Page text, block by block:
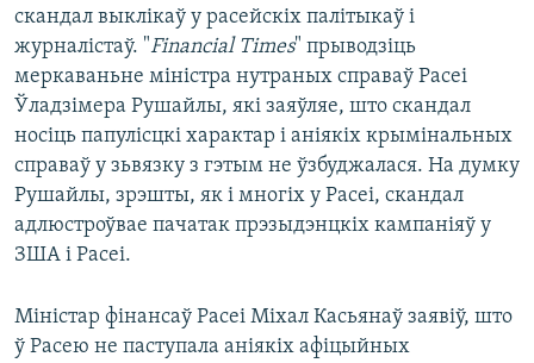
скандал выклікаў у расейскіх палітыкаў і
журналістаў. "Financial Times" прыводзіць
меркаваньне міністра нутраных справаў Расеі
Ўладзімера Рушайлы, які заяўляе, што скандал
носіць папулісцкі характар і аніякіх крымінальных
справаў у зьвязку з гэтым не ўзбуджалася. На думку
Рушайлы, зрэшты, як і многіх у Расеі, скандал
адлюстроўвае пачатак прэзыдэнцкіх кампаніяў у
ЗША і Расеі.
Міністар фінансаў Расеі Міхал Касьянаў заявіў, што
ў Расею не паступала аніякіх афіцыйных